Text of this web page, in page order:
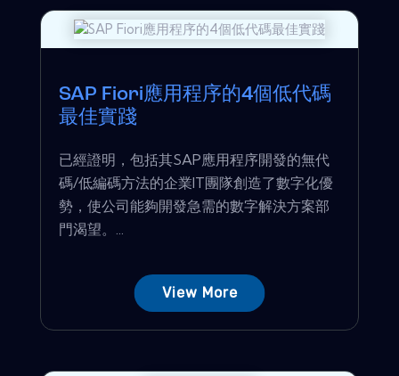
SAP Fiori應用程序的4個低代碼
最佳實踐
已經證明，包括其SAP應用程序開發的無代
碼/低編碼方法的企業IT團隊創造了數字化優
勢，使公司能夠開發急需的數字解決方案部
門渴望。...
View More